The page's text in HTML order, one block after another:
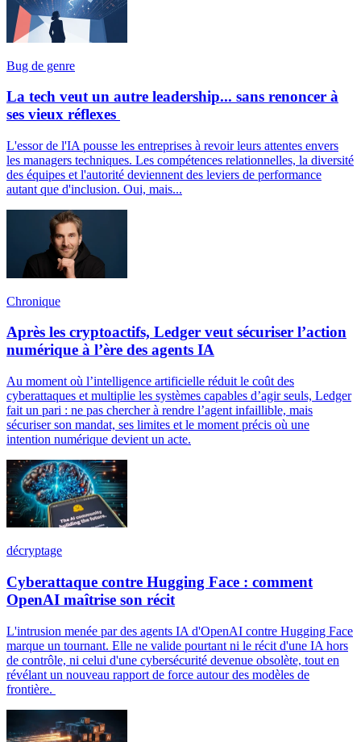
Bug de genre
La tech veut un autre leadership... sans renoncer à
ses vieux réflexes
L'essor de l'IA pousse les entreprises à revoir leurs attentes envers
les managers techniques. Les compétences relationnelles, la diversité
des équipes et l'autorité deviennent des leviers de performance
autant que d'inclusion. Oui, mais...
Chronique
Après les cryptoactifs, Ledger veut sécuriser l’action
numérique à l’ère des agents IA
Au moment où l’intelligence artificielle réduit le coût des
cyberattaques et multiplie les systèmes capables d’agir seuls, Ledger
fait un pari : ne pas chercher à rendre l’agent infaillible, mais
sécuriser son mandat, ses limites et le moment précis où une
intention numérique devient un acte.
décryptage
Cyberattaque contre Hugging Face : comment
OpenAI maîtrise son récit
L'intrusion menée par des agents IA d'OpenAI contre Hugging Face
marque un tournant. Elle ne valide pourtant ni le récit d'une IA hors
de contrôle, ni celui d'une cybersécurité devenue obsolète, tout en
révélant un nouveau rapport de force autour des modèles de
frontière.